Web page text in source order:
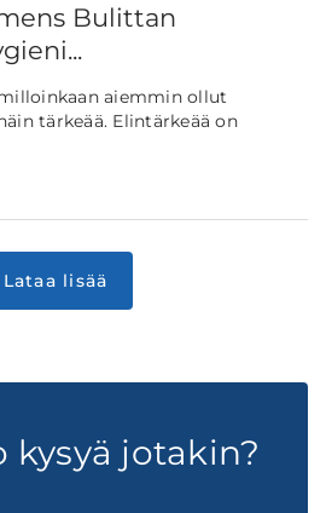
Bulittan
aiemmin ollut
tärkeää. Elintärkeää on
kysyä jotakin?